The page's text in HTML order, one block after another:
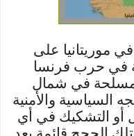
موريتانيا على
في حرب فرنسا
في شمال
السياسية والأمنية
أو التشكيك في أي